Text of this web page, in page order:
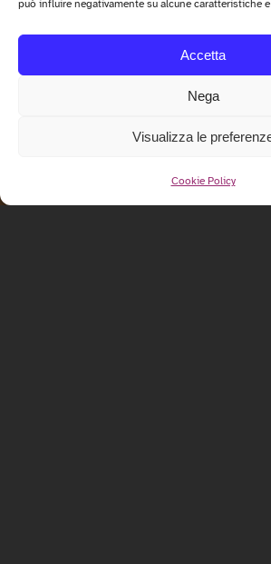
può influire negativamente su alcune caratteristiche
Accetta
Nega
Visualizza le
Cookie Policy